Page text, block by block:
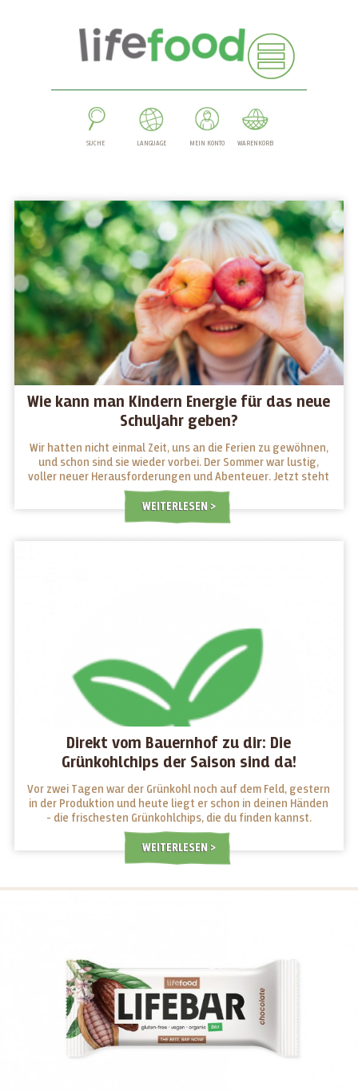
SUCHE LANGUAGE MEIN KONTO WARENKORB
Wie kann man Kindern Energie für das neue
Schuljahr geben?
Wir hatten nicht einmal Zeit, uns an die Ferien zu gewöhnen,
und schon sind sie wieder vorbei. Der Sommer war lustig,
voller neuer Herausforderungen und Abenteuer. Jetzt steht
ein neues Schuljahr vor der Tür, für Jung und Alt. Welche
Snacks geben ihnen Energie für die Schule und welche
machen sie müde?
WEITERLESEN
Direkt vom Bauernhof zu dir: Die
Grünkohlchips der Saison sind da!
Vor zwei Tagen war der Grünkohl noch auf dem Feld, gestern
in der Produktion und heute liegt er schon in deinen Händen
- die frischesten Grünkohlchips, die du finden kannst.
WEITERLESEN